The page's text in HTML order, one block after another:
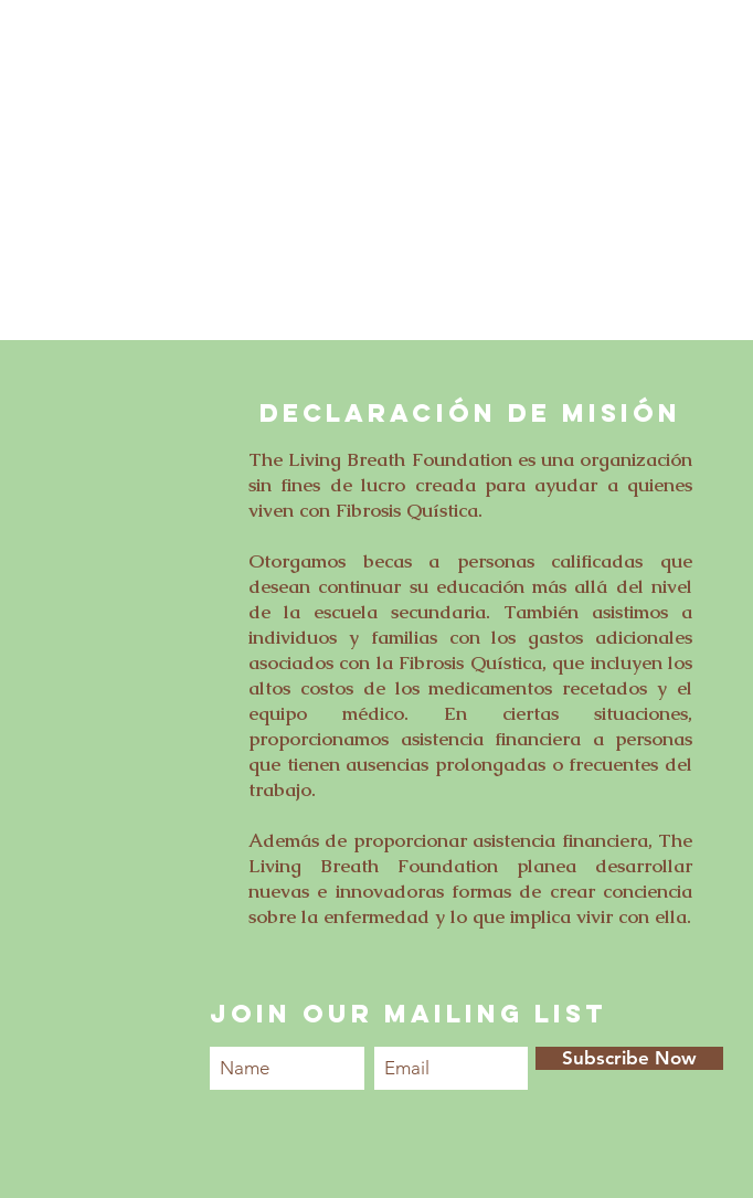
DECLARACIÓN DE MISIÓN
The Living Breath Foundation es una organización
sin fines de lucro creada para ayudar a quienes
viven con Fibrosis Quística.
Otorgamos becas a personas calificadas que
desean continuar su educación más allá del nivel
de la escuela secundaria. También asistimos a
individuos y familias con los gastos adicionales
asociados con la Fibrosis Quística, que incluyen los
altos costos de los medicamentos recetados y el
equipo médico. En ciertas situaciones,
proporcionamos asistencia financiera a personas
que tienen ausencias prolongadas o frecuentes del
trabajo.
Además de proporcionar asistencia financiera, The
Living Breath Foundation planea desarrollar
nuevas e innovadoras formas de crear conciencia
sobre la enfermedad y lo que implica vivir con ella.
JOIN OUR MAILING LIST
Subscribe Now